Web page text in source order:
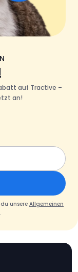
auf Tractive –
an!
unsere Allgemeinen
.